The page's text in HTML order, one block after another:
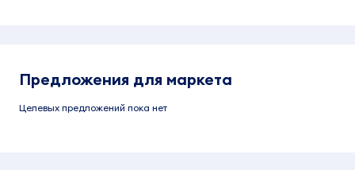
Предложения для маркета
Целевых предложений пока нет